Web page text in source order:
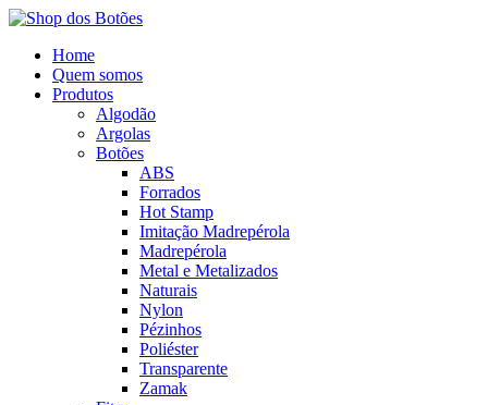
Home
Quem somos
Produtos
Algodão
Argolas
Botões
ABS
Forrados
Hot Stamp
Imitação Madrepérola
Madrepérola
Metal e Metalizados
Naturais
Nylon
Pézinhos
Poliéster
Transparente
Zamak